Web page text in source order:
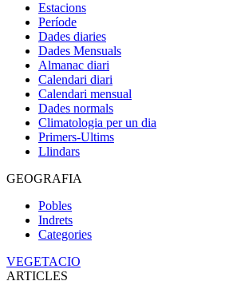
Estacions
Període
Dades diaries
Dades Mensuals
Almanac diari
Calendari diari
Calendari mensual
Dades normals
Climatologia per un dia
Primers-Ultims
Llindars
GEOGRAFIA
Pobles
Indrets
Categories
VEGETACIO
ARTICLES